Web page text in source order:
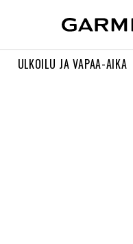
ULKOILU JA VAPAA-AIKA